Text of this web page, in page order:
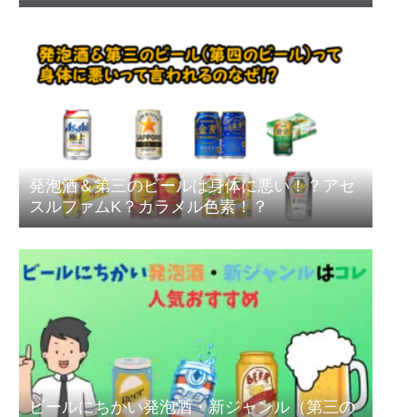
説
発泡酒＆第三のビールは身体に悪い！？アセ
スルファムK？カラメル色素！？
ビールにちかい発泡酒・新ジャンル（第三の